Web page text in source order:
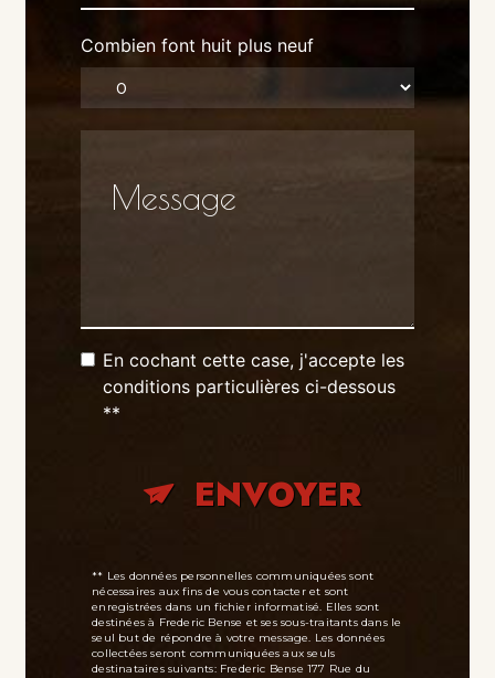
Combien font huit plus neuf
En cochant cette case, j'accepte les
conditions particulières ci-dessous
**
ENVOYER
** Les données personnelles communiquées sont
nécessaires aux fins de vous contacter et sont
enregistrées dans un fichier informatisé. Elles sont
destinées à Frederic Bense et ses sous-traitants dans le
seul but de répondre à votre message. Les données
collectées seront communiquées aux seuls
destinataires suivants: Frederic Bense 177 Rue du